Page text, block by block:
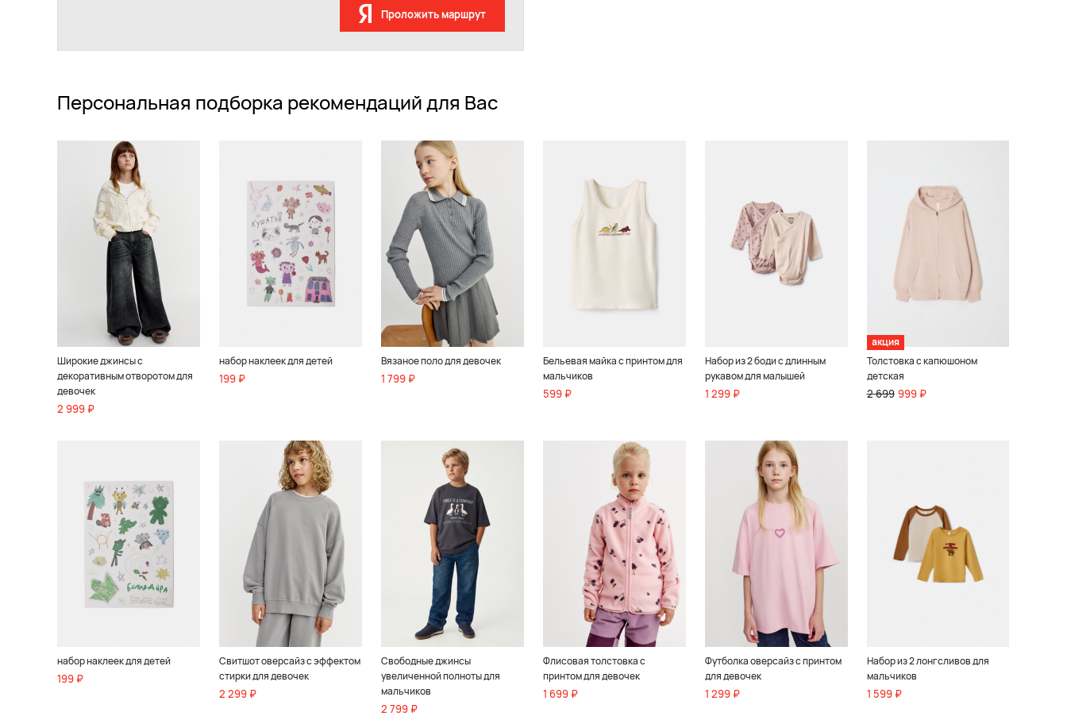
Проложить маршрут
Персональная подборка рекомендаций для Вас
Широкие джинсы с
декоративным отворотом для
девочек
2 999 ₽
набор наклеек для детей
199 ₽
Вязаное поло для девочек
1 799 ₽
Бельевая майка с принтом для
мальчиков
599 ₽
Набор из 2 боди с длинным
рукавом для малышей
1 299 ₽
акция
Толстовка с капюшоном
детская
2 699 999 ₽
набор наклеек для детей
199 ₽
Свитшот оверсайз с эффектом
стирки для девочек
2 299 ₽
Свободные джинсы
увеличенной полноты для
мальчиков
2 799 ₽
Флисовая толстовка с
принтом для девочек
1 699 ₽
Футболка оверсайз с принтом
для девочек
1 299 ₽
Набор из 2 лонгсливов для
мальчиков
1 599 ₽